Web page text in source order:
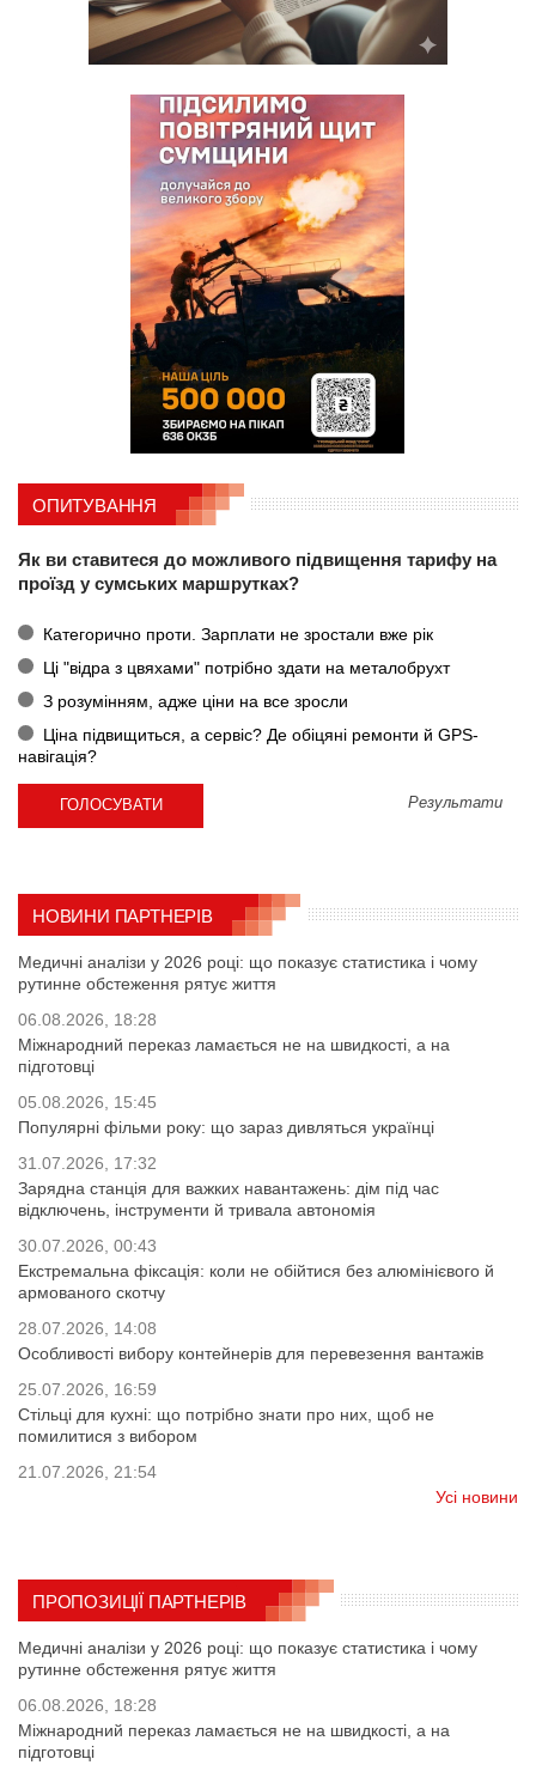
ОПИТУВАННЯ
Як ви ставитеся до можливого підвищення тарифу на
проїзд у сумських маршрутках?
Категорично проти. Зарплати не зростали вже рік
Ці "відра з цвяхами" потрібно здати на металобрухт
З розумінням, адже ціни на все зросли
Ціна підвищиться, а сервіс? Де обіцяні ремонти й GPS-
навігація?
Результати
НОВИНИ ПАРТНЕРІВ
Медичні аналізи у 2026 році: що показує статистика і чому
рутинне обстеження рятує життя
06.08.2026, 18:28
Міжнародний переказ ламається не на швидкості, а на
підготовці
05.08.2026, 15:45
Популярні фільми року: що зараз дивляться українці
31.07.2026, 17:32
Зарядна станція для важких навантажень: дім під час
відключень, інструменти й тривала автономія
30.07.2026, 00:43
Екстремальна фіксація: коли не обійтися без алюмінієвого й
армованого скотчу
28.07.2026, 14:08
Особливості вибору контейнерів для перевезення вантажів
25.07.2026, 16:59
Стільці для кухні: що потрібно знати про них, щоб не
помилитися з вибором
21.07.2026, 21:54
Усі новини
ПРОПОЗИЦІЇ ПАРТНЕРІВ
Медичні аналізи у 2026 році: що показує статистика і чому
рутинне обстеження рятує життя
06.08.2026, 18:28
Міжнародний переказ ламається не на швидкості, а на
підготовці